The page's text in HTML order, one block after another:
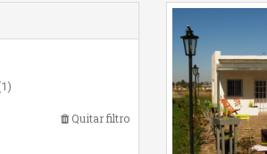
Quitar filtro